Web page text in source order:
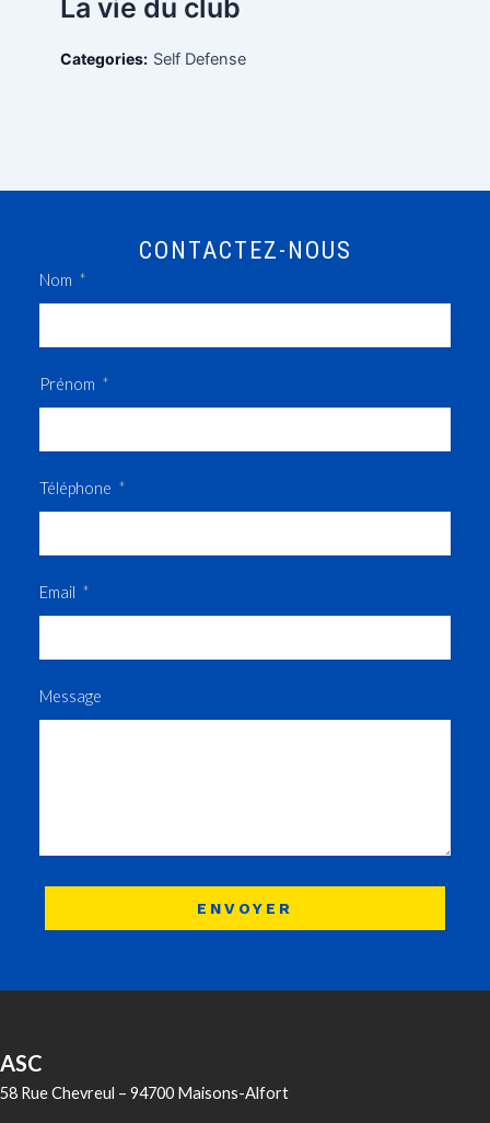
La vie du club
Categories: Self Defense
CONTACTEZ-NOUS
Nom
Prénom
Téléphone
Email
Message
ENVOYER
ASC
58 Rue Chevreul – 94700 Maisons-Alfort